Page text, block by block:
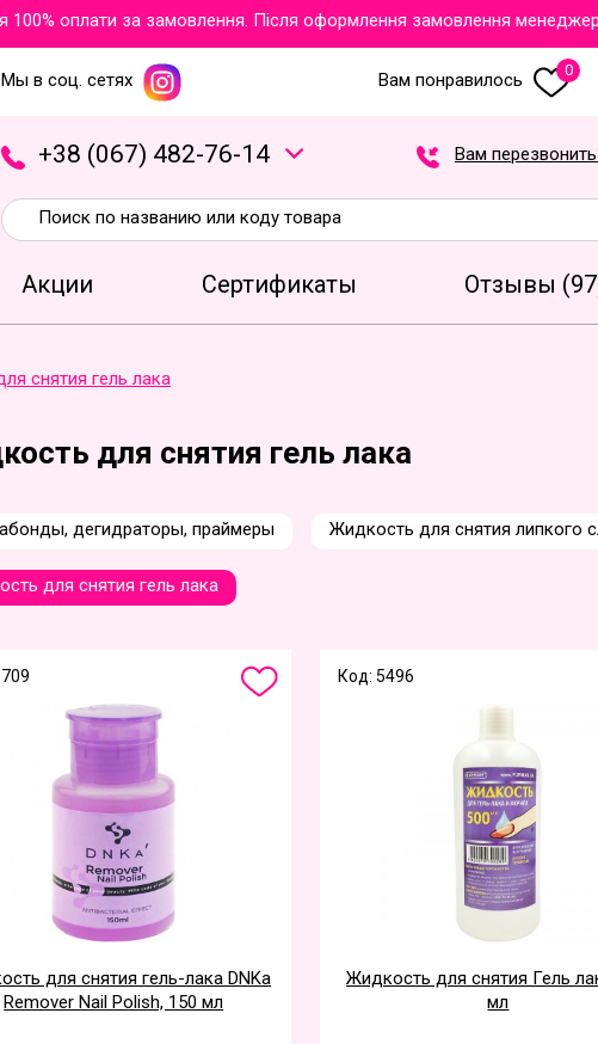
оплати за замовлення. Після оформлення замовлення
Мы в соц. сетях Вам понравилось 0
+38 (067) 482-76-1 4 Вам
Акции Сертификаты Отзывы
снятия гель лака
для снятия гель лака
дегидраторы, праймеры Жидкость для снятия липкого
для снятия гель лака
для снятия гель-лака DNKa
Remover Nail Polish, 150 мл
Код: 5496
Жидкость для снятия Гель
мл